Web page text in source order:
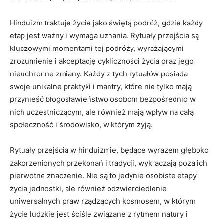
Hinduizm traktuje życie jako świętą podróż, gdzie każdy
etap jest ważny i wymaga uznania. Rytuały przejścia są
kluczowymi momentami tej podróży, wyrażającymi
zrozumienie i akceptację cykliczności życia oraz jego
nieuchronne zmiany. Każdy z tych rytuałów posiada
swoje unikalne praktyki i mantry, które nie tylko mają
przynieść błogosławieństwo osobom bezpośrednio w
nich uczestniczącym, ale również mają wpływ na całą
społeczność i środowisko, w którym żyją.
Rytuały przejścia w hinduizmie, będące wyrazem głęboko
zakorzenionych przekonań i tradycji, wykraczają poza ich
pierwotne znaczenie. Nie są to jedynie osobiste etapy
życia jednostki, ale również odzwierciedlenie
uniwersalnych praw rządzących kosmosem, w którym
życie ludzkie jest ściśle związane z rytmem natury i